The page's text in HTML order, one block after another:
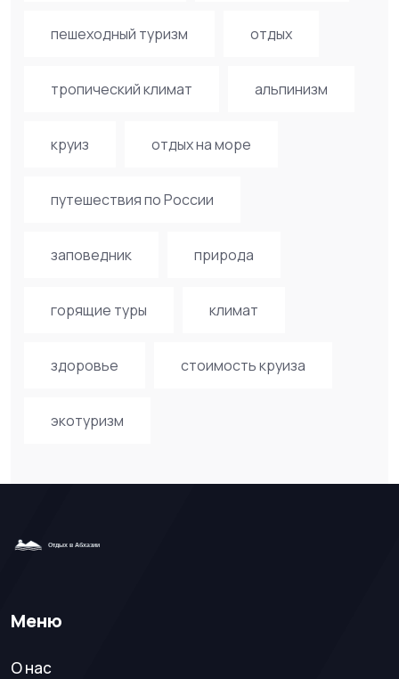
пешеходный туризм отдых
тропический климат альпинизм
круиз отдых на море
путешествия по России
заповедник природа
горящие туры климат
здоровье стоимость круиза
экотуризм
Меню
О нас